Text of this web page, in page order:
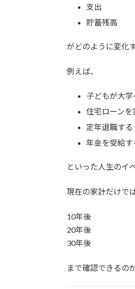
支出
貯蓄残高
がどのように変化
例えば、
子どもが大
住宅ローンを
定年退職する
年金を受給す
といった人生のイ
現在の家計だけで
10年後
20年後
30年後
まで確認できるの